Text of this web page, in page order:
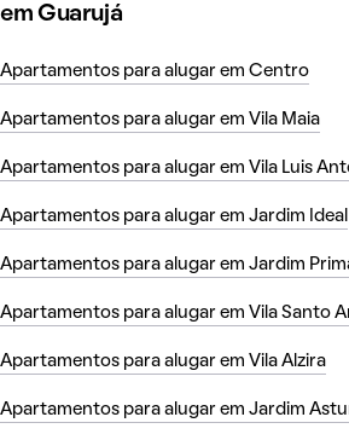
em Guarujá
Apartamentos para alugar em Centro
Apartamentos para alugar em Vila Maia
Apartamentos para alugar em Vila Luis
Apartamentos para alugar em Jardim Ideal
Apartamentos para alugar em Jardim
Apartamentos para alugar em Vila Santo
Apartamentos para alugar em Vila Alzira
Apartamentos para alugar em Jardim